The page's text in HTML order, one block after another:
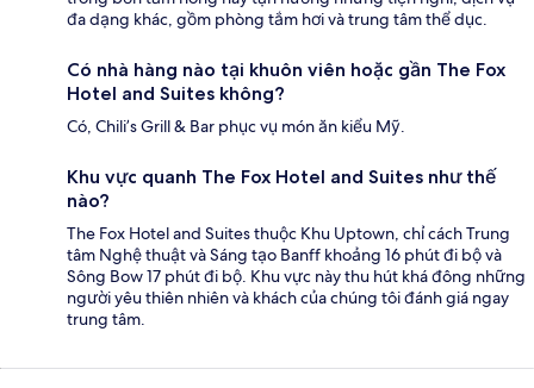
đa dạng khác, gồm phòng tắm hơi và trung tâm thể dục.
Có nhà hàng nào tại khuôn viên hoặc gần The Fox
Hotel and Suites không?
Có, Chili’s Grill & Bar phục vụ món ăn kiểu Mỹ.
Khu vực quanh The Fox Hotel and Suites như thế
nào?
The Fox Hotel and Suites thuộc Khu Uptown, chỉ cách Trung
tâm Nghệ thuật và Sáng tạo Banff khoảng 16 phút đi bộ và
Sông Bow 17 phút đi bộ. Khu vực này thu hút khá đông những
người yêu thiên nhiên và khách của chúng tôi đánh giá ngay
trung tâm.